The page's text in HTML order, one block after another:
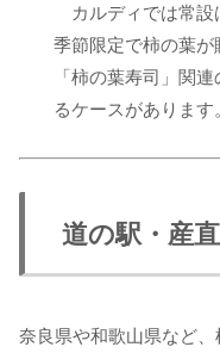
カルディでは常設
季節限定で柿の葉
「柿の葉寿司」関
るケースがあります
道の駅・産
奈良県や和歌山県など